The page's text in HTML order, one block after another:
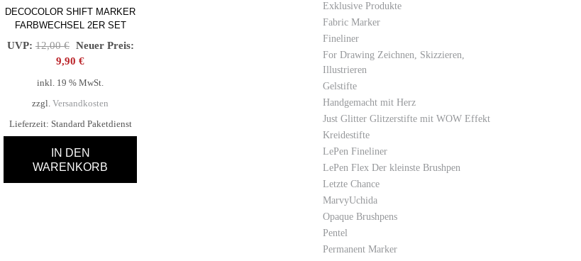
DECOCOLOR SHIFT MARKER
FARBWECHSEL 2ER SET
UVP: 12,00€ Ursprünglicher
Preis
Neuer Preis:
9,90€Aktueller
9,90 €.
inkl. 19 % MwSt.
zzgl.Versandkosten
Lieferzeit: Standard Paketdienst
IN DEN
WARENKORB
Exklusive Produkte
Fabric Marker
Fineliner
For Drawing Zeichnen, Skizzieren,
Illustrieren
Gelstifte
Handgemacht mit Herz
Just Glitter Glitzerstifte mit WOW Effekt
Kreidestifte
LePen Fineliner
LePen Flex Der kleinste Brushpen
Letzte Chance
MarvyUchida
Opaque Brushpens
Pentel
Permanent Marker